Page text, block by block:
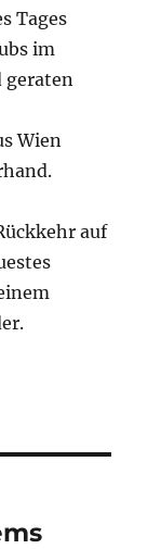
Tages
im
Wien
auf